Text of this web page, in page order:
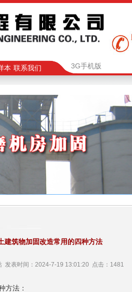
本 联系我们 3G手机版
建筑物加固改造常用的四种方法
发表时间：2024-7-19 13:01:20 点击：1481
方法：